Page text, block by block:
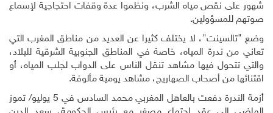
شهور على نقص مياه الشرب، ونظموا عدة وقفات احتجاجية لإسماع
صوتهم للمسؤولين.
وضع "تالسينت"، لا يختلف كثيرا عن العديد من مناطق المغرب التي
تعاني من ندرة المياه، خاصة في المناطق الجنوبية الشرقية للبلاد،
والتي تتحول فيها مشاهد تنقل الناس على الدواب لجلب المياه، أو
اقتنائها من أصحاب الصهاريج، مشاهد يومية مألوفة.
أزمة الندرة دفعت بالعاهل المغربي محمد السادس في 5 يوليو/ تموز